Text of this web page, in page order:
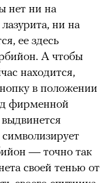
нет ни на
ни на
ее здесь
А чтобы
находится,
в положении
фирменной
— точно так
своей тенью от